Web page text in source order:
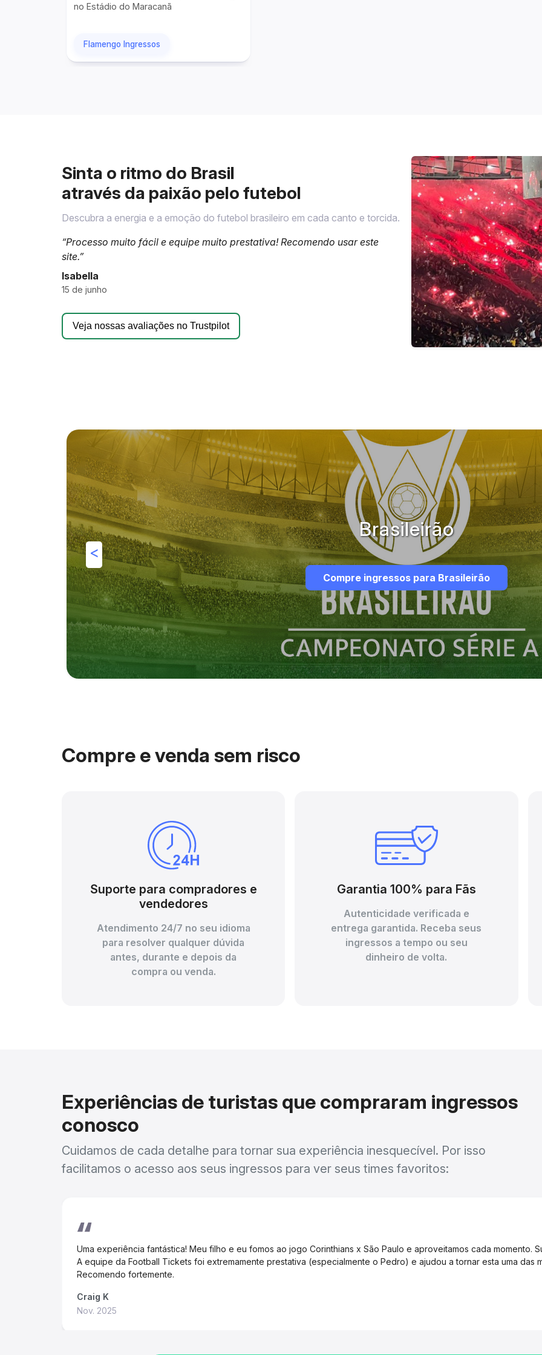
no Estádio do Maracanã
Flamengo Ingressos
Sinta o ritmo do Brasil
através da paixão pelo futebol
Descubra a energia e a emoção do futebol brasileiro em cada canto e torcida.
“Processo muito fácil e equipe muito prestativa! Recomendo usar este
site.”
Isabella
15 de junho
Veja nossas avaliações no Trustpilot
<
Brasileirão
Compre ingressos para Brasileirão
Compre e venda sem risco
Suporte para compradores e
vendedores
Atendimento 24/7 no seu idioma
para resolver qualquer dúvida
antes, durante e depois da
compra ou venda.
Garantia 100% para Fãs
Autenticidade verificada e
entrega garantida. Receba seus
ingressos a tempo ou seu
dinheiro de volta.
Experiências de turistas que compraram ingressos
conosco
Cuidamos de cada detalhe para tornar sua experiência inesquecível. Por isso
facilitamos o acesso aos seus ingressos para ver seus times favoritos:
Uma experiência fantástica! Meu filho e eu fomos ao jogo Corinthians x São Paulo e aproveitamos cada momento.
A equipe da Football Tickets foi extremamente prestativa (especialmente o Pedro) e ajudou a tornar esta uma das
Recomendo fortemente.
Craig K
Nov. 2025